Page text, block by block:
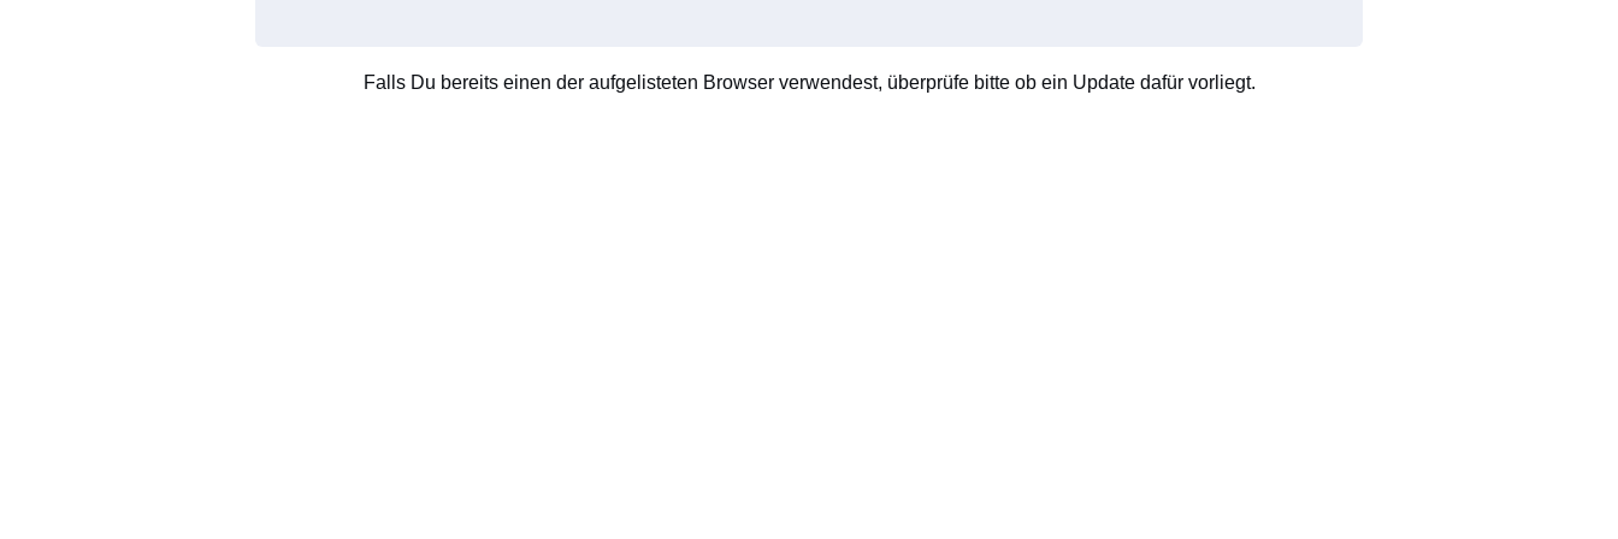
Falls Du bereits einen der aufgelisteten Browser verwendest, überprüfe bitte ob ein Update dafür vorliegt.